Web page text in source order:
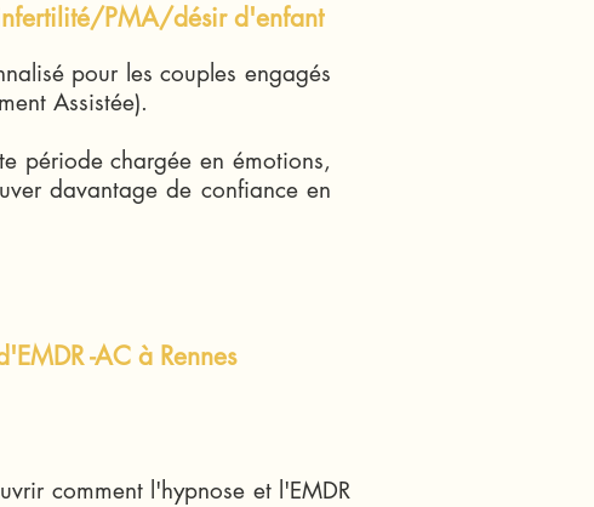
PMA/désir d'enfant
pour les couples engagés
Assistée).
période chargée en émotions,
davantage de confiance en
-AC à Rennes
comment l'hypnose et l'EMDR